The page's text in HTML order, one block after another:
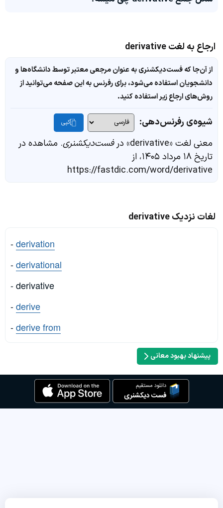
ارجاع به لغت derivative
از آن‌جا که فست‌دیکشنری به عنوان مرجعی معتبر توسط دانشگاه‌ها و
دانشجویان استفاده می‌شود، برای رفرنس به این صفحه می‌توانید از
روش‌های ارجاع زیر استفاده کنید.
شیوه‌ی رفرنس‌دهی: کپی
معنی لغت «derivative» در فست‌دیکشنری. مشاهده در
تاریخ ۱۸ مرداد ۱۴۰۵، از
https://fastdic.com/word/derivative
لغات نزدیک derivative
-derivation
-derivational
- derivative
-derive
-derive from
پیشنهاد بهبود معانی